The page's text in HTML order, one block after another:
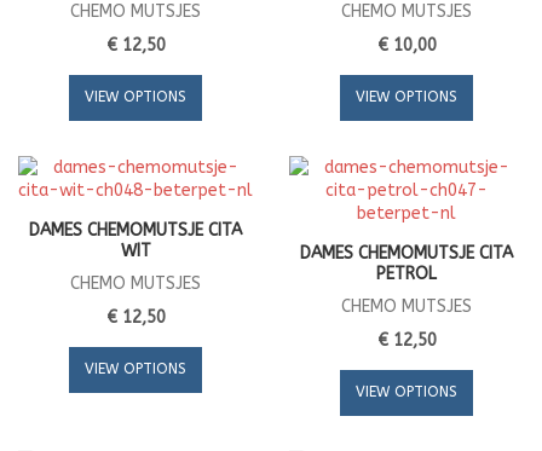
CHEMO MUTSJES
€ 12,50
VIEW OPTIONS
CHEMO MUTSJES
€ 10,00
VIEW OPTIONS
DAMES CHEMOMUTSJE CITA
WIT
CHEMO MUTSJES
€ 12,50
VIEW OPTIONS
DAMES CHEMOMUTSJE CITA
PETROL
CHEMO MUTSJES
€ 12,50
VIEW OPTIONS